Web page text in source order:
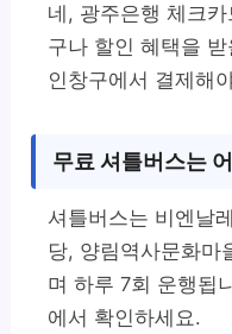
네, 광주은행 체크
구나 할인 혜택을
인창구에서 결제해
무료 셔틀버스는
셔틀버스는 비엔날
당, 양림역사문화마
며 하루 7회 운행됩
에서 확인하세요.